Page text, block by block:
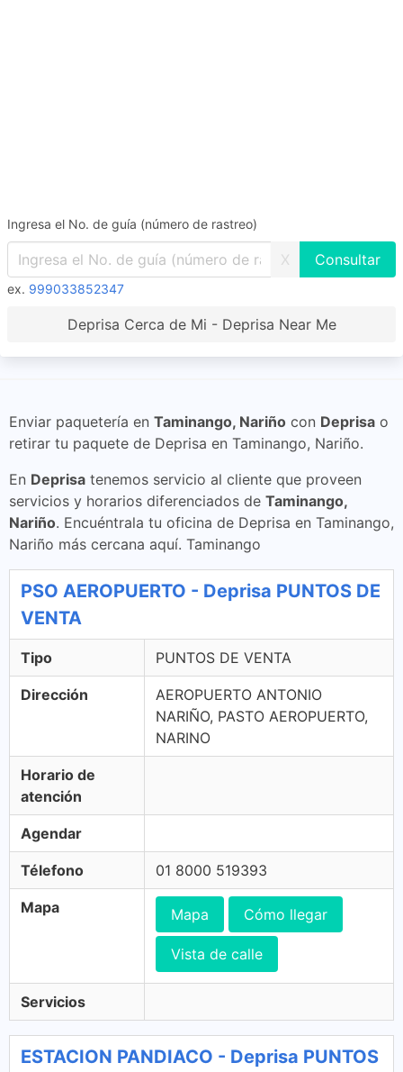
Ingresa el No. de guía (número de rastreo)
X
ex. 999033852347
Deprisa Cerca de Mi - Deprisa Near Me
Enviar paquetería en Taminango, Nariño con Deprisa o
retirar tu paquete de Deprisa en Taminango, Nariño.
En Deprisa tenemos servicio al cliente que proveen
servicios y horarios diferenciados de Taminango,
Nariño. Encuéntrala tu oficina de Deprisa en Taminango,
Nariño más cercana aquí. Taminango
PSO AEROPUERTO - Deprisa PUNTOS DE
VENTA
Tipo PUNTOS DE VENTA
Dirección
AEROPUERTO ANTONIO
NARIÑO, PASTO AEROPUERTO,
NARINO
Horario de
atención
Agendar
Télefono 01 8000 519393
Mapa Mapa Cómo llegar
Vista de calle
Servicios
ESTACION PANDIACO - Deprisa PUNTOS